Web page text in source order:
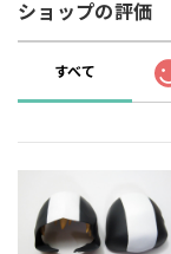
ショップの評価
すべて